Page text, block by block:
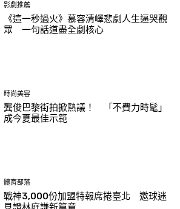
影劇推薦
《這一秒過火》慕容清嶧悲劇人生逼哭觀
眾 一句話道盡全劇核心
時尚美容
龔俊巴黎街拍掀熱議！ 「不費力時髦」
成今夏最佳示範
體育部落
戰神3,000份加盟特報席捲臺北 邀球迷